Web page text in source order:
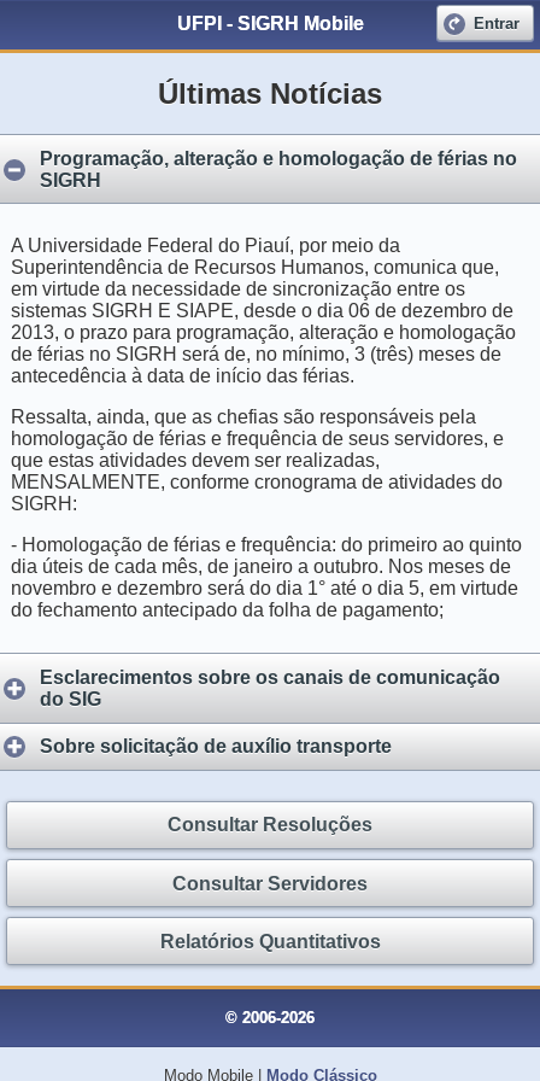
UFPI - SIGRH Mobile Entrar
Últimas Notícias
Programação, alteração e homologação de férias no
SIGRH
A Universidade Federal do Piauí, por meio da
Superintendência de Recursos Humanos, comunica que,
em virtude da necessidade de sincronização entre os
sistemas SIGRH E SIAPE, desde o dia 06 de dezembro de
2013, o prazo para programação, alteração e homologação
de férias no SIGRH será de, no mínimo, 3 (três) meses de
antecedência à data de início das férias.
Ressalta, ainda, que as chefias são responsáveis pela
homologação de férias e frequência de seus servidores, e
que estas atividades devem ser realizadas,
MENSALMENTE, conforme cronograma de atividades do
SIGRH:
- Homologação de férias e frequência: do primeiro ao quinto
dia úteis de cada mês, de janeiro a outubro. Nos meses de
novembro e dezembro será do dia 1° até o dia 5, em virtude
do fechamento antecipado da folha de pagamento;
Esclarecimentos sobre os canais de comunicação
do SIG
Sobre solicitação de auxílio transporte
Consultar Resoluções
Consultar Servidores
Relatórios Quantitativos
© 2006-2026
Modo Mobile| Modo Clássico